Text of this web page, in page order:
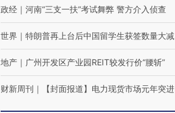
政经 ｜ 河南“三支一扶”考试舞弊 警方介入侦查
世界 ｜ 特朗普再上台后中国留学生获签数量大减
地产 ｜ 广州开发区产业园REIT较发行价“腰斩”
财新周刊 ｜ 【封面报道】电力现货市场元年突进